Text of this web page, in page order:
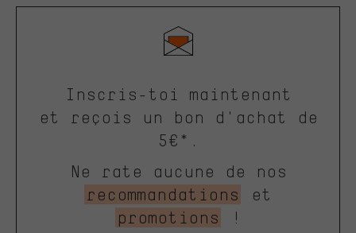
Inscris-toi maintenant
et reçois un bon d'achat de
5€*.
Ne rate aucune de nos
recommandations
et
promotions
!